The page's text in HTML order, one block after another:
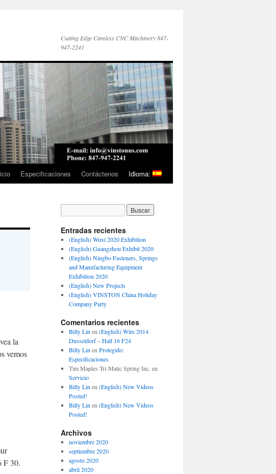
Cutting Edge Camless CNC Machinery 847-
947-2241
Especificaciones Contáctenos Idioma:
la
vemos
F 30.
Entradas recientes
(English) Wuxi 2020 Exhibition
(English) Guangzhou Exhibit 2020
(English) Ningbo Fasteners, Springs
and Manufacturing Equipment
Exhibition 2020
(English) New Projects
(English) VINSTON China Holiday
Company Party
Comentarios recientes
Billy Lin en (English) Wire 2014
Dusseldorf – Hall 16 F24
Billy Lin en Protegido:
Especificaciones
Tim Maples Tri-Matic Spring Inc. en
Servicio
Billy Lin en (English) New Videos
Posted!
Billy Lin en (English) New Videos
Posted!
Archivos
noviembre 2020
septiembre 2020
agosto 2020
abril 2020